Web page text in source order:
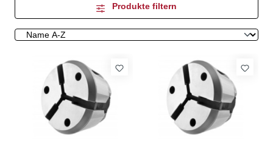
Produkte filtern